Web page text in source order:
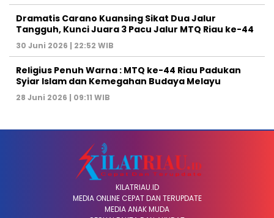
Dramatis Carano Kuansing Sikat Dua Jalur
Tangguh, Kunci Juara 3 Pacu Jalur MTQ Riau ke-44
30 Juni 2026 | 22:52 WIB
Religius Penuh Warna : MTQ ke-44 Riau Padukan
Syiar Islam dan Kemegahan Budaya Melayu
28 Juni 2026 | 09:11 WIB
KILATRIAU.ID
MEDIA ONLINE CEPAT DAN TERUPDATE
MEDIA ANAK MUDA